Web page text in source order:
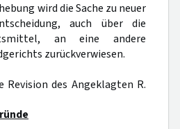
wird die Sache zu neuer
auch über die
an eine andere
zurückverwiesen.
Revision des Angeklagten R.